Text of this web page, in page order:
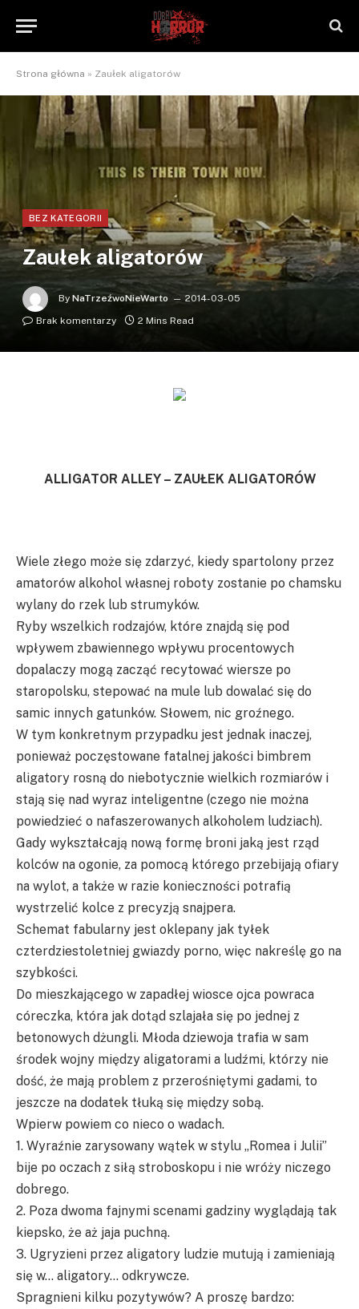
Strona główna » Zaułek aligatorów
BEZ KATEGORII
Zaułek aligatorów
By NaTrzeźwoNieWarto
2014-03-05
Brak komentarzy
2 Mins Read
ALLIGATOR ALLEY – ZAUŁEK ALIGATORÓW
Wiele złego może się zdarzyć, kiedy spartolony przez
amatorów alkohol własnej roboty zostanie po chamsku
wylany do rzek lub strumyków.
Ryby wszelkich rodzajów, które znajdą się pod
wpływem zbawiennego wpływu procentowych
dopalaczy mogą zacząć recytować wiersze po
staropolsku, stepować na mule lub dowalać się do
samic innych gatunków. Słowem, nic groźnego.
W tym konkretnym przypadku jest jednak inaczej,
ponieważ poczęstowane fatalnej jakości bimbrem
aligatory rosną do niebotycznie wielkich rozmiarów i
stają się nad wyraz inteligentne (czego nie można
powiedzieć o nafaszerowanych alkoholem ludziach).
Gady wykształcają nową formę broni jaką jest rząd
kolców na ogonie, za pomocą którego przebijają ofiary
na wylot, a także w razie konieczności potrafią
wystrzelić kolce z precyzją snajpera.
Schemat fabularny jest oklepany jak tyłek
czterdziestoletniej gwiazdy porno, więc nakreślę go na
szybkości.
Do mieszkającego w zapadłej wiosce ojca powraca
córeczka, która jak dotąd szlajała się po jednej z
betonowych dżungli. Młoda dziewoja trafia w sam
środek wojny między aligatorami a ludźmi, którzy nie
dość, że mają problem z przerośniętymi gadami, to
jeszcze na dodatek tłuką się między sobą.
Wpierw powiem co nieco o wadach.
1. Wyraźnie zarysowany wątek w stylu „Romea i Julii”
bije po oczach z siłą stroboskopu i nie wróży niczego
dobrego.
2. Poza dwoma fajnymi scenami gadziny wyglądają tak
kiepsko, że aż jaja puchną.
3. Ugryzieni przez aligatory ludzie mutują i zamieniają
się w… aligatory… odkrywcze.
Spragnieni kilku pozytywów? A proszę bardzo: